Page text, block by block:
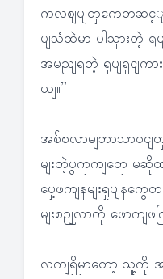
ကလဈပျတှကေတဆင့ျ
ပျသံထဲမှာ ပါသှားတဲ့ ရု
အမညျရတဲ့ ရုပျရှငျကာ
ယျ။”
အစ်စလာမျဘာသာဝင
မျးတဲ့ပွကှကျတှေ မဆိုထ
ပှေ့ဖကျနမျးရှုပျနကွ
မျးစဉျလာကို ဖောက
လကျရှိမှာတော့ သူ့ကို အ